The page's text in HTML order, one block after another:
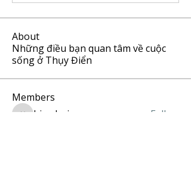
About
Những điều bạn quan tâm về cuộc
sống ở Thụy Điển
Members
hiep.buixuan
Follow